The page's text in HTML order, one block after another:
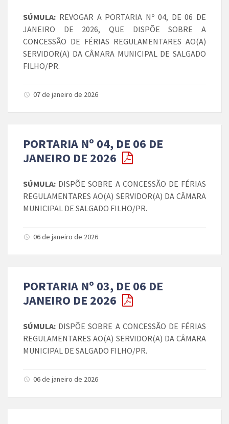
SÚMULA: REVOGAR A PORTARIA Nº 04, DE 06 DE
JANEIRO DE 2026, QUE DISPÕE SOBRE A
CONCESSÃO DE FÉRIAS REGULAMENTARES AO(A)
SERVIDOR(A) DA CÂMARA MUNICIPAL DE SALGADO
FILHO/PR.
07 de janeiro de 2026
PORTARIA Nº 04, DE 06 DE
JANEIRO DE 2026
SÚMULA: DISPÕE SOBRE A CONCESSÃO DE FÉRIAS
REGULAMENTARES AO(A) SERVIDOR(A) DA CÂMARA
MUNICIPAL DE SALGADO FILHO/PR.
06 de janeiro de 2026
PORTARIA Nº 03, DE 06 DE
JANEIRO DE 2026
SÚMULA: DISPÕE SOBRE A CONCESSÃO DE FÉRIAS
REGULAMENTARES AO(A) SERVIDOR(A) DA CÂMARA
MUNICIPAL DE SALGADO FILHO/PR.
06 de janeiro de 2026